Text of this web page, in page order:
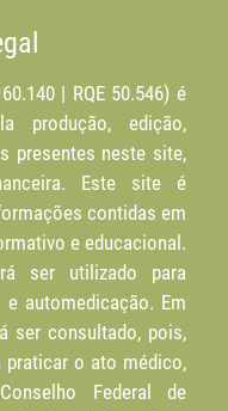
| RQE 50.546) é
produção, edição,
presentes neste site,
Este site é
contidas em
e educacional.
ser utilizado para
automedicação. Em
ser consultado, pois,
praticar o ato médico,
Federal de